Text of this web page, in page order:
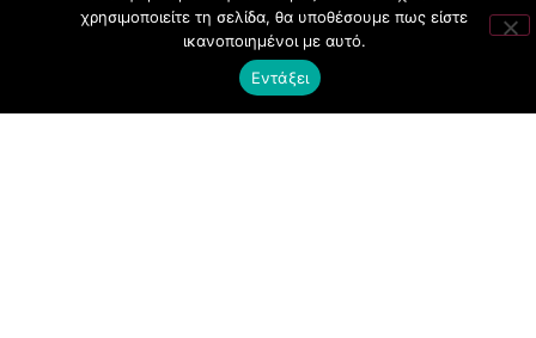
CLUBBING
χρησιμοποιείτε τη σελίδα, θα υποθέσουμε πως είστε
ικανοποιημένοι με αυτό.
Εντάξει